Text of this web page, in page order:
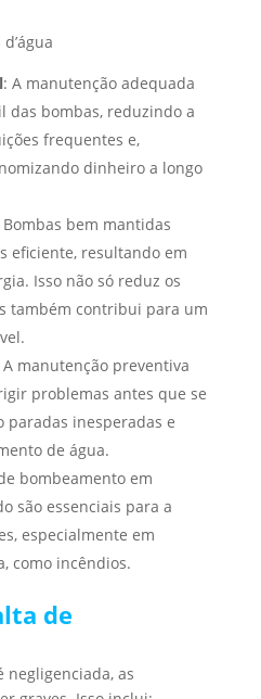
: A manutenção adequada
das bombas, reduzindo a
frequentes e,
dinheiro a longo
Bombas bem mantidas
eficiente, resultando em
Isso não só reduz os
também contribui para um
A manutenção preventiva
problemas antes que se
inesperadas e
de água.
bombeamento em
são essenciais para a
especialmente em
como incêndios.
de
negligenciada, as